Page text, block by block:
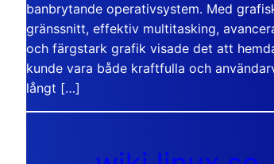
banbrytande operativsystem. Med
gränssnitt, effektiv multitasking,
och färgstark grafik visade det att
kunde vara både kraftfulla och
långt […]